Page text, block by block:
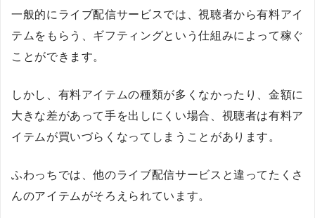
一般的にライブ配信サービスでは、視聴者から有料アイ
テムをもらう、ギフティングという仕組みによって稼ぐ
ことができます。
しかし、有料アイテムの種類が多くなかったり、金額に
大きな差があって手を出しにくい場合、視聴者は有料ア
イテムが買いづらくなってしまうことがあります。
ふわっちでは、他のライブ配信サービスと違ってたくさ
んのアイテムがそろえられています。